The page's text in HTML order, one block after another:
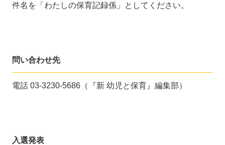
件名を「わたしの保育記録係」としてください。
問い合わせ先
電話 03-3230-5686（『新 幼児と保育』編集部）
入選発表